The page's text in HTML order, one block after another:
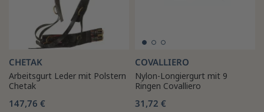
CHETAK
Arbeitsgurt Leder mit Polstern
Chetak
147,76 €
COVALLIERO
Nylon-Longiergurt mit 9
Ringen Covalliero
31,72 €